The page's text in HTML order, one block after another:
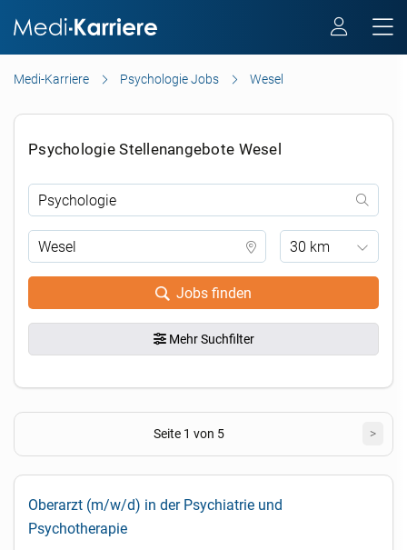
Medi-Karriere Psychologie Jobs Wesel
Psychologie Stellenangebote Wesel
30 km
Jobs finden
Mehr Suchfilter
Seite 1 von 5 >
Oberarzt (m/w/d) in der Psychiatrie und
Psychotherapie